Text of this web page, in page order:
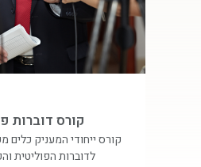
קורס דוברות
קורס ייחודי המעניק כלים
לדוברות הפוליטית